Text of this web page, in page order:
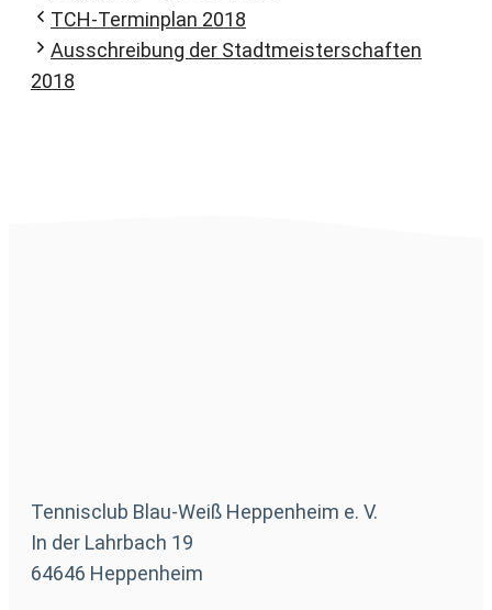
TCH-Terminplan 2018
Ausschreibung der Stadtmeisterschaften
2018
Tennisclub Blau-Weiß Heppenheim e. V.
In der Lahrbach 19
64646 Heppenheim